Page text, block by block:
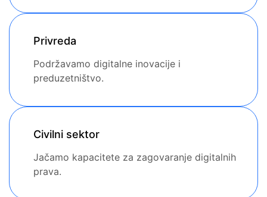
Privreda
Podržavamo digitalne inovacije i
preduzetništvo.
Civilni sektor
Jačamo kapacitete za zagovaranje digitalnih
prava.